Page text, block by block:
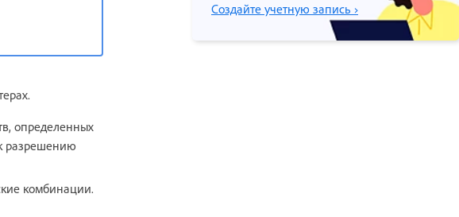
определенных
разрешению
комбинации.
Создайте учетную запись ›